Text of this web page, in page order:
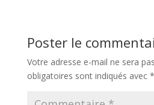
Poster le
Votre adresse e-mail ne sera
obligatoires sont indiqués avec *